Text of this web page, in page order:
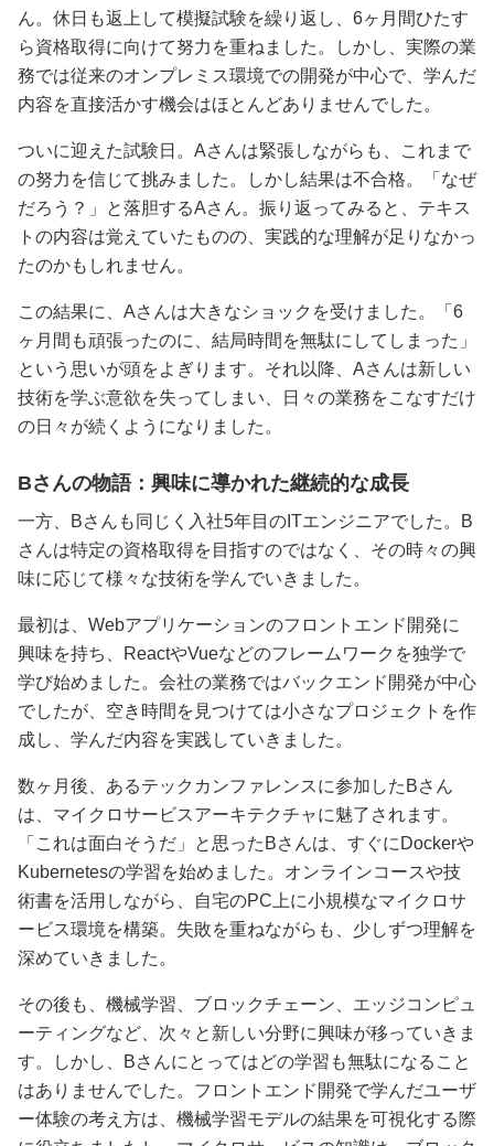
ん。休日も返上して模擬試験を繰り返し、6ヶ月間ひたす
ら資格取得に向けて努力を重ねました。しかし、実際の業
務では従来のオンプレミス環境での開発が中心で、学んだ
内容を直接活かす機会はほとんどありませんでした。
ついに迎えた試験日。Aさんは緊張しながらも、これまで
の努力を信じて挑みました。しかし結果は不合格。「なぜ
だろう？」と落胆するAさん。振り返ってみると、テキス
トの内容は覚えていたものの、実践的な理解が足りなかっ
たのかもしれません。
この結果に、Aさんは大きなショックを受けました。「6
ヶ月間も頑張ったのに、結局時間を無駄にしてしまった」
という思いが頭をよぎります。それ以降、Aさんは新しい
技術を学ぶ意欲を失ってしまい、日々の業務をこなすだけ
の日々が続くようになりました。
Bさんの物語：興味に導かれた継続的な成長
一方、Bさんも同じく入社5年目のITエンジニアでした。B
さんは特定の資格取得を目指すのではなく、その時々の興
味に応じて様々な技術を学んでいきました。
最初は、Webアプリケーションのフロントエンド開発に
興味を持ち、ReactやVueなどのフレームワークを独学で
学び始めました。会社の業務ではバックエンド開発が中心
でしたが、空き時間を見つけては小さなプロジェクトを作
成し、学んだ内容を実践していきました。
数ヶ月後、あるテックカンファレンスに参加したBさん
は、マイクロサービスアーキテクチャに魅了されます。
「これは面白そうだ」と思ったBさんは、すぐにDockerや
Kubernetesの学習を始めました。オンラインコースや技
術書を活用しながら、自宅のPC上に小規模なマイクロサ
ービス環境を構築。失敗を重ねながらも、少しずつ理解を
深めていきました。
その後も、機械学習、ブロックチェーン、エッジコンピュ
ーティングなど、次々と新しい分野に興味が移っていきま
す。しかし、Bさんにとってはどの学習も無駄になること
はありませんでした。フロントエンド開発で学んだユーザ
ー体験の考え方は、機械学習モデルの結果を可視化する際